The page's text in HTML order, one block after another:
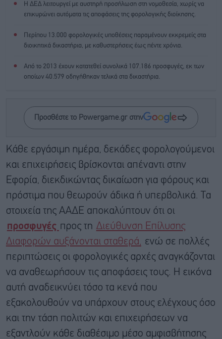
Η ΔΕΔ λειτουργεί με αυστηρή προσήλωση στη νομοθεσία, χωρίς να
επικυρώνει αυτόματα τις αποφάσεις της φορολογικής διοίκησης.
Περίπου 13.000 φορολογικές υποθέσεις παραμένουν εκκρεμείς στα
διοικητικά δικαστήρια, με καθυστερήσεις έως πέντε χρόνια.
Από το 2013 έχουν κατατεθεί συνολικά 107.186 προσφυγές, εκ των
οποίων 40.579 οδηγήθηκαν τελικά στα δικαστήρια.
Προσθέστε το Powergame.gr στην
Κάθε εργάσιμη ημέρα, δεκάδες φορολογούμενοι
και επιχειρήσεις βρίσκονται απέναντι στην
Εφορία, διεκδικώντας δικαίωση για φόρους και
πρόστιμα που θεωρούν άδικα ή υπερβολικά. Τα
στοιχεία της ΑΑΔΕ αποκαλύπτουν ότι οι
προσφυγές προς τη Διεύθυνση Επίλυσης
Διαφορών αυξάνονται σταθερά,
ενώ σε πολλές
περιπτώσεις οι φορολογικές αρχές αναγκάζονται
να αναθεωρήσουν τις αποφάσεις τους. Η εικόνα
αυτή αναδεικνύει τόσο τα κενά που
εξακολουθούν να υπάρχουν στους ελέγχους όσο
και την τάση πολιτών και επιχειρήσεων να
εξαντλούν κάθε διαθέσιμο μέσο αμφισβήτησης